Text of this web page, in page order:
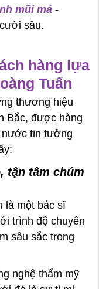
mũi má -
sâu.
hàng lựa
Tuấn
thương hiệu
Bắc, được hàng
nước tin tưởng
tận tâm chúm
là một bác sĩ
trình độ chuyên
sâu sắc trong
nghệ thẩm mỹ